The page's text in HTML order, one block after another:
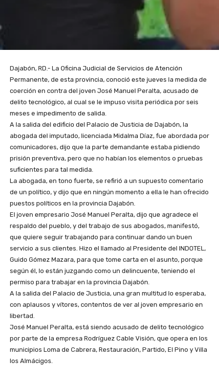
Dajabón, RD.- La Oficina Judicial de Servicios de Atención
Permanente, de esta provincia, conoció este jueves la medida de
coerción en contra del joven José Manuel Peralta, acusado de
delito tecnológico, al cual se le impuso visita periódica por seis
meses e impedimento de salida.
A la salida del edificio del Palacio de Justicia de Dajabón, la
abogada del imputado, licenciada Midalma Díaz, fue abordada por
comunicadores, dijo que la parte demandante estaba pidiendo
prisión preventiva, pero que no habían los elementos o pruebas
suficientes para tal medida.
La abogada, en tono fuerte, se refirió a un supuesto comentario
de un político, y dijo que en ningún momento a ella le han ofrecido
puestos políticos en la provincia Dajabón.
El joven empresario José Manuel Peralta, dijo que agradece el
respaldo del pueblo, y del trabajo de sus abogados, manifestó,
que quiere seguir trabajando para continuar dando un buen
servicio a sus clientes. Hizo el llamado al Presidente del INDOTEL,
Guido Gómez Mazara, para que tome carta en el asunto, porque
según él, lo están juzgando como un delincuente, teniendo el
permiso para trabajar en la provincia Dajabón.
A la salida del Palacio de Justicia, una gran multitud lo esperaba,
con aplausos y vítores, contentos de ver al joven empresario en
libertad.
José Manuel Peralta, está siendo acusado de delito tecnológico
por parte de la empresa Rodríguez Cable Visión, que opera en los
municipios Loma de Cabrera, Restauración, Partido, El Pino y Villa
los Almácigos.